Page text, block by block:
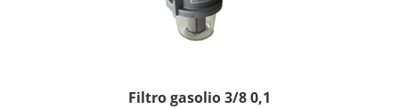
Filtro gasolio 3/8 0,1